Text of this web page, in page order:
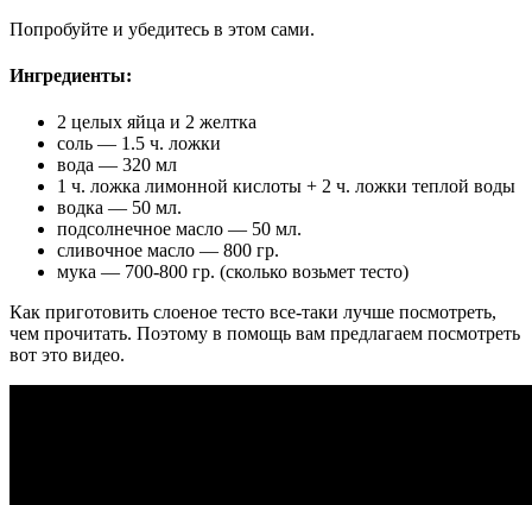
Попробуйте и убедитесь в этом сами.
Ингредиенты:
2 целых яйца и 2 желтка
соль — 1.5 ч. ложки
вода — 320 мл
1 ч. ложка лимонной кислоты + 2 ч. ложки теплой воды
водка — 50 мл.
подсолнечное масло — 50 мл.
сливочное масло — 800 гр.
мука — 700-800 гр. (сколько возьмет тесто)
Как приготовить слоеное тесто все-таки лучше посмотреть,
чем прочитать. Поэтому в помощь вам предлагаем посмотреть
вот это видео.